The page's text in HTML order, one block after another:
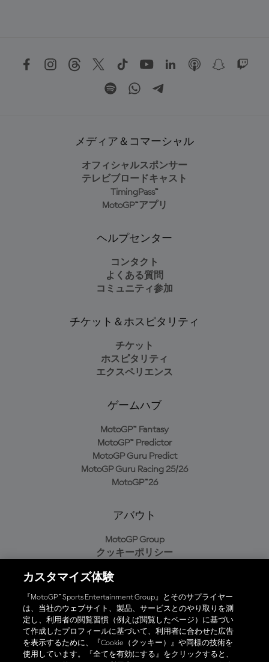
メディア＆コマーシャル
オフィシャルスポンサー
テレビブロードキャスト
TimingPass™
MotoGP™アプリ
ヘルプセンター
コンタクト
よくある質問
コミュニティ参加
チケット＆ホスピタリティ
チケット
ホスピタリティ
エクスペリエンス
ゲームハブ
MotoGP™ Fantasy
MotoGP™ Predictor
MotoGP Guru Predict
MotoGP Guru Racing 25/26
MotoGP™26
アバウト
MotoGP Group
クッキーポリシー
プライバシーポリシー
購入ポリシー
オフィシャルアプリ
カスタマイズ体験
『MotoGP™ Sports Entertainment Group』とそのサプライヤー
は、当社のウェブサイト、製品、サービスとのやり取りを測
定し、利用者の閲覧習慣（例えば閲覧したページ）に基づい
て作成したプロフィールに基づいて、利用者に合わせた広告
を表示するために、『Cookie（クッキー）』や同様の技術を
使用しています。『全てを有効にする』をクリックすると、